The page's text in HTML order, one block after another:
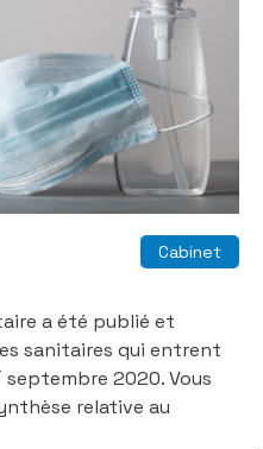
Cabinet
a été publié et
sanitaires qui entrent
septembre 2020. Vous
relative au